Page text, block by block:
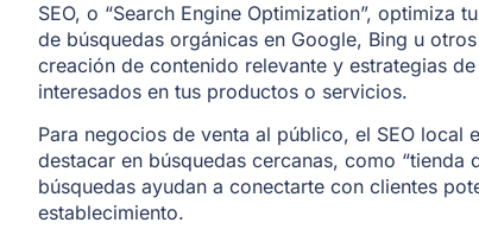
SEO, o “Search Engine Optimization”,
de búsquedas orgánicas en Google, Bing u
creación de contenido relevante y estrategias
interesados en tus productos o servicios.
Para negocios de venta al público, el SEO local
destacar en búsquedas cercanas, como “tienda
búsquedas ayudan a conectarte con clientes
establecimiento.